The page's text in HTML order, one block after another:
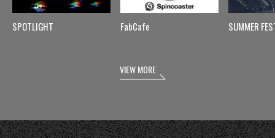
SPOTLIGHT FabCafe SUMMER
VIEW MORE